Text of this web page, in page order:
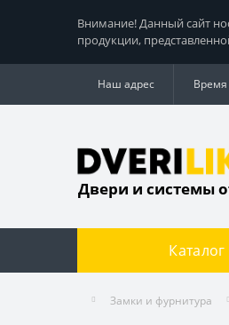
Внимание! Данный сайт
продукции,
Наш адрес
Двери и системы
Каталог
Замки и фурнитура